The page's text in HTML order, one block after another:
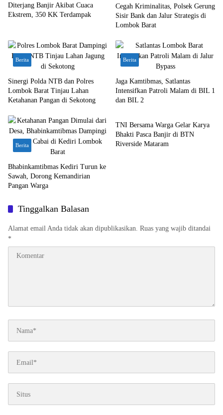
Diterjang Banjir Akibat Cuaca
Ekstrem, 350 KK Terdampak
Cegah Kriminalitas, Polsek Gerung
Sisir Bank dan Jalur Strategis di
Lombok Barat
Berita
Sinergi Polda NTB dan Polres
Lombok Barat Tinjau Lahan
Ketahanan Pangan di Sekotong
Berita
Jaga Kamtibmas, Satlantas
Intensifkan Patroli Malam di BIL 1
dan BIL 2
Berita
Bhabinkamtibmas Kediri Turun ke
Sawah, Dorong Kemandirian
Pangan Warga
Bali Nusra
TNI Bersama Warga Gelar Karya
Bhakti Pasca Banjir di BTN
Riverside Mataram
Tinggalkan Balasan
Alamat email Anda tidak akan dipublikasikan. Ruas yang wajib ditandai
*